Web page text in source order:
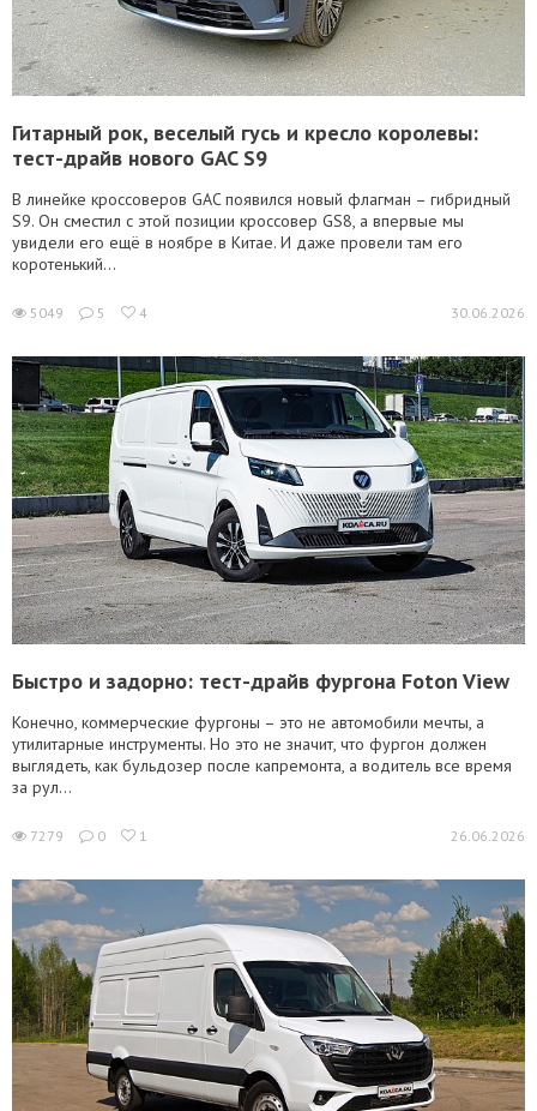
Гитарный рок, веселый гусь и кресло королевы:
тест-драйв нового GAC S9
В линейке кроссоверов GAC появился новый флагман – гибридный
S9. Он сместил с этой позиции кроссовер GS8, а впервые мы
увидели его ещё в ноябре в Китае. И даже провели там его
коротенький...
5049 5 4 30.06.2026
Быстро и задорно: тест-драйв фургона Foton View
Конечно, коммерческие фургоны – это не автомобили мечты, а
утилитарные инструменты. Но это не значит, что фургон должен
выглядеть, как бульдозер после капремонта, а водитель все время
за рул...
7279 0 1 26.06.2026